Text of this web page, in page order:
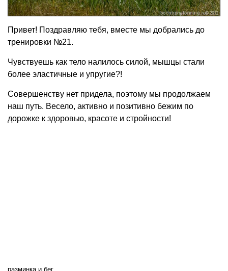
Привет! Поздравляю тебя, вместе мы добрались до
тренировки №21.
Чувствуешь как тело налилось силой, мышцы стали
более эластичные и упругие?!
Совершенству нет придела, поэтому мы продолжаем
наш путь. Весело, активно и позитивно бежим по
дорожке к здоровью, красоте и стройности!
разминка и бег